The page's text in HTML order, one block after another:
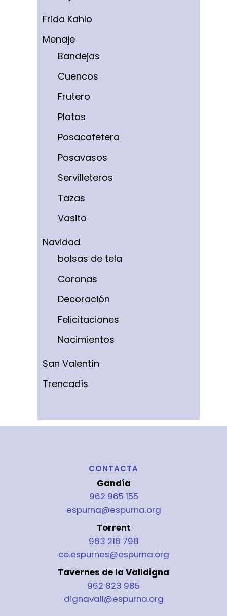
Frida Kahlo
Menaje
Bandejas
Cuencos
Frutero
Platos
Posacafetera
Posavasos
Servilleteros
Tazas
Vasito
Navidad
bolsas de tela
Coronas
Decoración
Felicitaciones
Nacimientos
San Valentín
Trencadís
CONTACTA
Gandía
962 965 155
espurna@espurna.org
Torrent
963 216 798
co.espurnes@espurna.org
Tavernes de la Valldigna
962 823 985
dignavall@espurna.org